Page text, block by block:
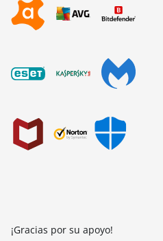
¡Gracias por su apoyo!